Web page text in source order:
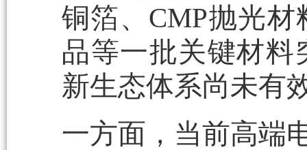
铜箔、CMP抛光
品等一批关键材
新生态体系尚未有
一方面，当前高端